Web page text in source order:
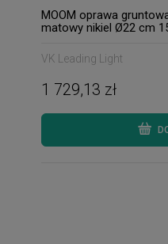
MOOM oprawa
matowy nikiel Ø22 cm
VK Leading Light
1 729,13 zł